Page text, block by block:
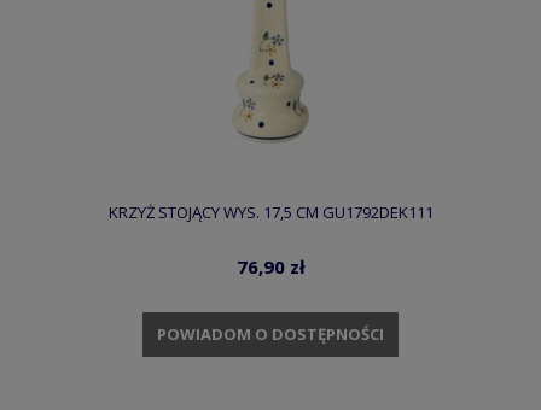
KRZYŻ STOJĄCY WYS. 17,5 CM GU1792DEK111
76,90 zł
POWIADOM O DOSTĘPNOŚCI